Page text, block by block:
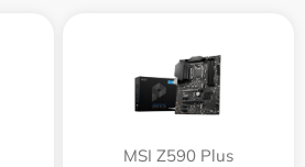
MSI Z590 Plus